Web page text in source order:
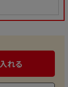
れる